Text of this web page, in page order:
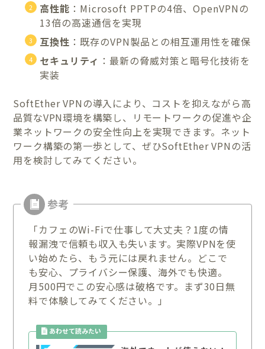
高性能 ：Microsoft PPTPの4倍、OpenVPNの
13倍の高速通信を実現
互換性 ：既存のVPN製品との相互運用性を確保
セキュリティ ：最新の脅威対策と暗号化技術を
実装
SoftEther VPNの導入により、コストを抑えながら高
品質なVPN環境を構築し、リモートワークの促進や企
業ネットワークの安全性向上を実現できます。ネット
ワーク構築の第一歩として、ぜひSoftEther VPNの活
用を検討してみてください。
「カフェのWi-Fiで仕事して大丈夫？1度の情
報漏洩で信頼も収入も失います。実際VPNを使
い始めたら、もう元には戻れません。どこで
も安心、プライバシー保護、海外でも快適。
月500円でこの安心感は破格です。まず30日無
料で体験してみてください。」